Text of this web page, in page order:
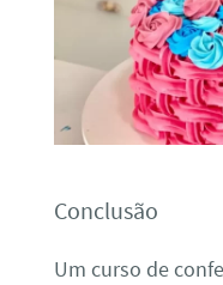
Conclusão
Um curso de